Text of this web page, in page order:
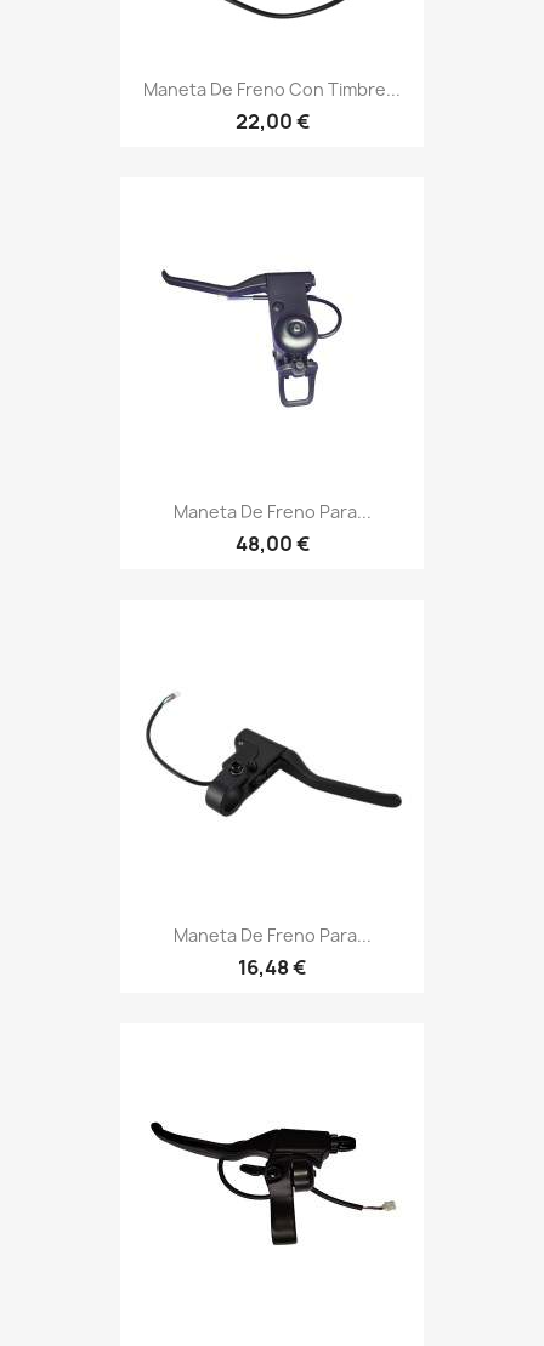
Maneta De Freno Con Timbre...
22,00 €
Maneta De Freno Para...
48,00 €
Maneta De Freno Para...
16,48 €